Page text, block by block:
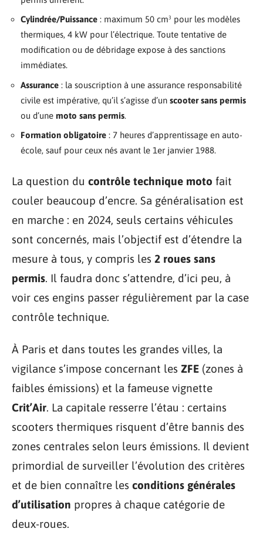
Cylindrée/Puissance : maximum 50 cm³ pour les modèles
thermiques, 4 kW pour l’électrique. Toute tentative de
modification ou de débridage expose à des sanctions
immédiates.
Assurance : la souscription à une assurance responsabilité
civile est impérative, qu’il s’agisse d’un scooter sans permis
ou d’une moto sans permis.
Formation obligatoire : 7 heures d’apprentissage en auto-
école, sauf pour ceux nés avant le 1er janvier 1988.
La question du contrôle technique moto fait
couler beaucoup d’encre. Sa généralisation est
en marche : en 2024, seuls certains véhicules
sont concernés, mais l’objectif est d’étendre la
mesure à tous, y compris les 2 roues sans
permis. Il faudra donc s’attendre, d’ici peu, à
voir ces engins passer régulièrement par la case
contrôle technique.
À Paris et dans toutes les grandes villes, la
vigilance s’impose concernant les ZFE (zones à
faibles émissions) et la fameuse vignette
Crit’Air. La capitale resserre l’étau : certains
scooters thermiques risquent d’être bannis des
zones centrales selon leurs émissions. Il devient
primordial de surveiller l’évolution des critères
et de bien connaître les conditions générales
d’utilisation propres à chaque catégorie de
deux-roues.